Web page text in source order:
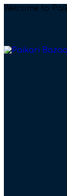
Welcome to